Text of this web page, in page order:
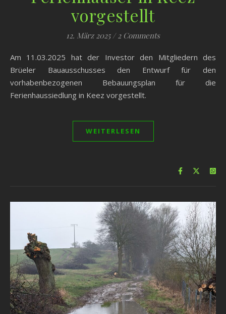
vorgestellt
12. März 2025 / 2 Comments
Am 11.03.2025 hat der Investor den Mitgliedern des
Brüeler Bauausschusses den Entwurf für den
vorhabenbezogenen Bebauungsplan für die
Ferienhaussiedlung in Keez vorgestellt.
WEITERLESEN